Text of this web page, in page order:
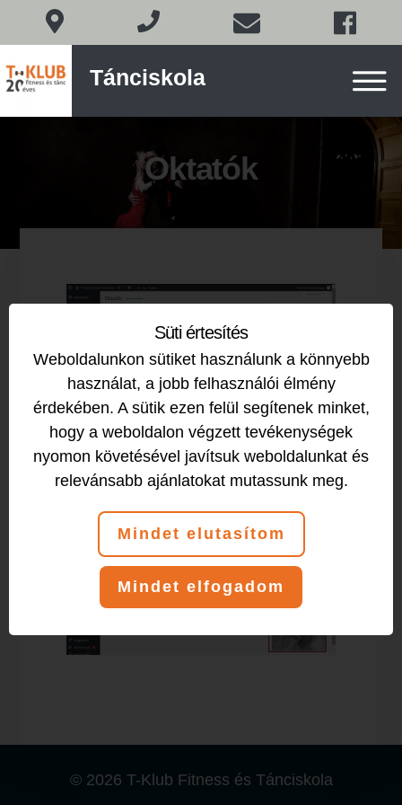
Budapesten
XI.
Tánciskola
Oktatók
© 2026 T-Klub Fitness és Tánciskola
Süti értesítés
Weboldalunkon sütiket használunk a könnyebb
használat, a jobb felhasználói élmény
érdekében. A sütik ezen felül segítenek minket,
hogy a weboldalon végzett tevékenységek
nyomon követésével javítsuk weboldalunkat és
relevánsabb ajánlatokat mutassunk meg.
Mindet elutasítom
Mindet elfogadom